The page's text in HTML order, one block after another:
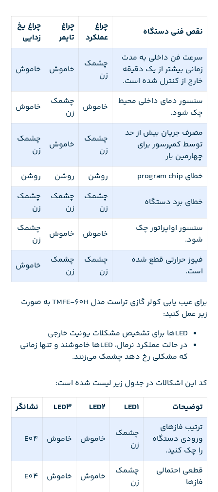
نقص فنی دستگاه
چراغ
عملکرد
چراغ
تایمر
چراغ یخ
زدایی
سرعت فن داخلی به مدت
زمانی بیشتر از یک دقیقه
خارج از کنترل شده است.
چشمک
زن
خاموش خاموش
سنسور دمای داخلی محیط
چک شود.
خاموش
چشمک
زن
خاموش
مصرف جریان بیش از حد
توسط کمپرسور برای
چهارمین بار
چشمک
زن
خاموش
چشمک
زن
خطای program chip روشن روشن روشن
خطای برد دستگاه
چشمک
زن
چشمک
زن
چشمک
زن
سنسور اواپراتور چک
شود.
خاموش خاموش
چشمک
زن
فیوز حرارتی قطع شده
است.
چشمک
زن
چشمک
زن
خاموش
برای عیب یابی کولر گازی تراست مدل TMFE-60H به صورت
زیر عمل کنید:
LEDها برای تشخیص مشکلات یونیت خارجی
در حالت عملکرد نرمال، LEDها خاموشند و تنها زمانی
که مشکلی رخ دهد چشمک می‌زنند.
کد این اشکالات در جدول زیر لیست شده است:
توضیحات
LED1
LED2
LED3
نشانگر
ترتیب فازهای
ورودی دستگاه
را چک کنید.
چشمک
زن
خاموش خاموش E04
قطعی احتمالی
فازها
چشمک
زن
خاموش خاموش E04